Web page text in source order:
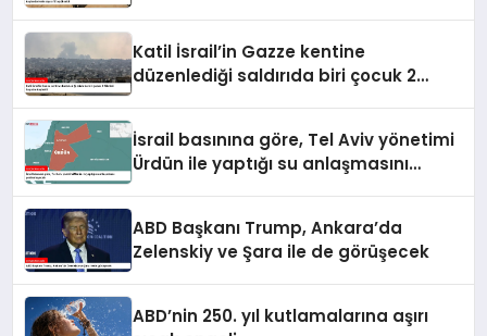
Katil İsrail’in Gazze kentine
düzenlediği saldırıda biri çocuk 2
İsrail basınına göre, Tel Aviv yönetimi
Ürdün ile yaptığı su anlaşmasını
ABD Başkanı Trump, Ankara’da
Zelenskiy ve Şara ile de görüşecek
ABD’nin 250. yıl kutlamalarına aşırı